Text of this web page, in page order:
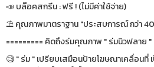
📣 บล๊อคสกรีน : ฟรี ! (ไม่มีค่าใช้จ่าย)
⛱ คุณภาพมาตราฐาน "ประสบการณ์ กว่า
========= คิดถึงร่มคุณภาพ " ร่มนิวฟลาย "
🧐 " ร่ม " เปรียบเสมือนป้ายโฆษณาเคลื่อนที่